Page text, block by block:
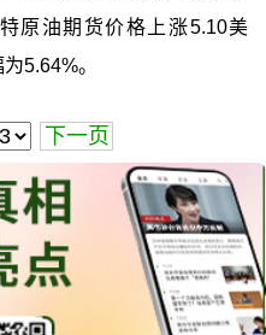
原油期货价格上涨5.10美
5.64%。
下一页